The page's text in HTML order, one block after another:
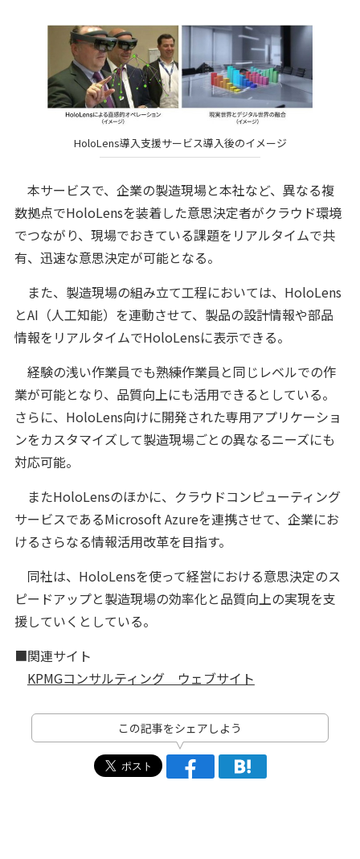
HoloLens導入支援サービス導入後のイメージ
本サービスで、企業の製造現場と本社など、異なる複
数拠点でHoloLensを装着した意思決定者がクラウド環境
でつながり、現場でおきている課題をリアルタイムで共
有、迅速な意思決定が可能となる。
また、製造現場の組み立て工程においては、HoloLens
とAI（人工知能）を連動させて、製品の設計情報や部品
情報をリアルタイムでHoloLensに表示できる。
経験の浅い作業員でも熟練作業員と同じレベルでの作
業が可能となり、品質向上にも活用できるとしている。
さらに、HoloLens向けに開発された専用アプリケーショ
ンをカスタマイズして製造現場ごとの異なるニーズにも
対応可能。
またHoloLensのほかに、クラウドコンピューティング
サービスであるMicrosoft Azureを連携させて、企業にお
けるさらなる情報活用改革を目指す。
同社は、HoloLensを使って経営における意思決定のス
ピードアップと製造現場の効率化と品質向上の実現を支
援していくとしている。
■関連サイト
KPMGコンサルティング ウェブサイト
この記事をシェアしよう